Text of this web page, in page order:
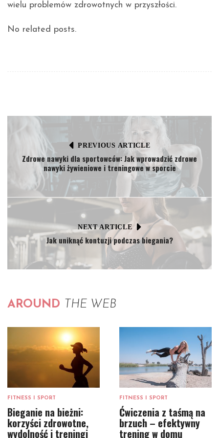
wielu problemów zdrowotnych w przyszłości.
No related posts.
PREVIOUS ARTICLE
Zdrowe nawyki dla sportowców: Jak wprowadzić zdrowe
nawyki żywieniowe i treningowe w sporcie
NEXT ARTICLE
Jak uniknąć kontuzji podczas biegania?
AROUND THE WEB
FITNESS I SPORT
Bieganie na bieżni:
korzyści zdrowotne,
wydolność i treningi
FITNESS I SPORT
Ćwiczenia z taśmą na
brzuch – efektywny
trening w domu